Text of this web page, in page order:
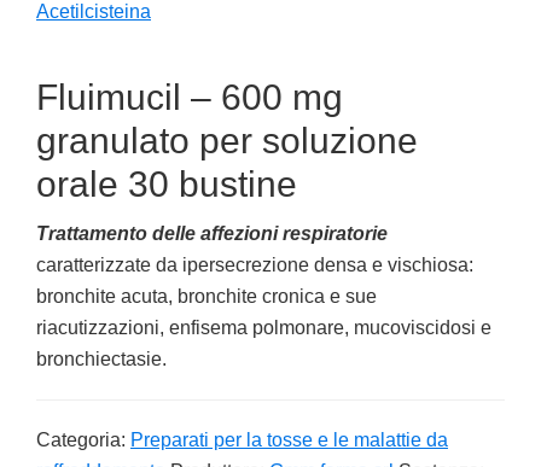
Acetilcisteina
Fluimucil – 600 mg
granulato per soluzione
orale 30 bustine
Trattamento delle affezioni respiratorie
caratterizzate da ipersecrezione densa e vischiosa:
bronchite acuta, bronchite cronica e sue
riacutizzazioni, enfisema polmonare, mucoviscidosi e
bronchiectasie.
Categoria: Preparati per la tosse e le malattie da